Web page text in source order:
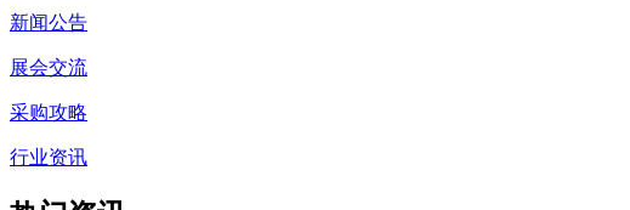
新闻公告
展会交流
采购攻略
行业资讯